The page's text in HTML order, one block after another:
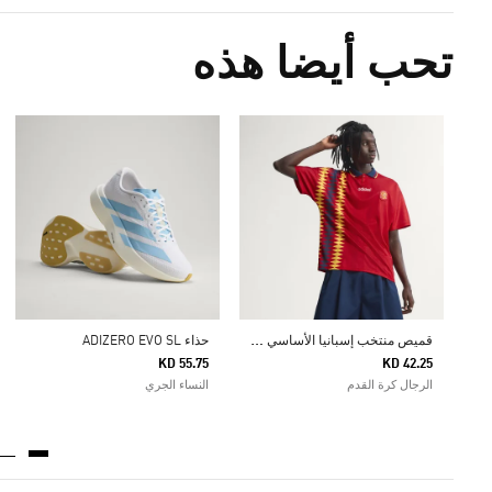
تحب أيضا هذه
ق
ميص منتخب إسبانيا الأساسي لعام 1994
KD 42.25
الرجال كرة القدم
حذاء ADIZERO EVO SL
KD 55.75
النساء الجري